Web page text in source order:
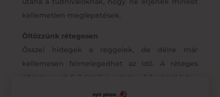
kellemetlen meglepetések.
Öltözzünk rétegesen
Ősszel hidegek a reggelek, de délre már
kellemesen felmelegedhet az idő. A réteges
öltözés segít felkészülni minden hőmérsékletre,
így komfortosan érezhetjük magunk a túra során.